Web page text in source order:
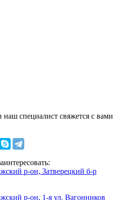
наш специалист свяжется с вами
р-он, Затверецкий б-р
р-он, 1-я ул. Вагонников